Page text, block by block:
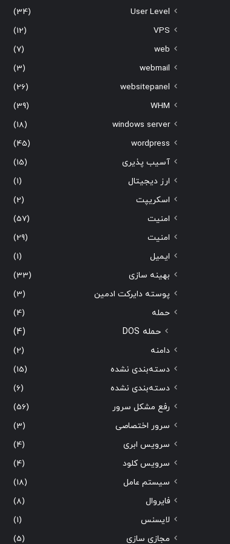
User Level
(34)
VPS
(12)
web
(7)
webmail
(3)
websitepanel
(26)
WHM
(39)
windows server
(18)
wordpress
(45)
آسیب پذیری
(15)
ارز دیجیتال
(1)
اسکریپت
(2)
امنیت
(57)
امنیت
(29)
ایمیل
(1)
بهینه سازی
(33)
پوسته دایرکت ادمین
(3)
حمله
(4)
حمله DOS (4)
دامنه
(2)
دسته‌بندی نشده
(15)
دسته‌بندی نشده
(6)
رفع مشکل سرور
(56)
سرور اختصاصی
(3)
سرویس ابری
(4)
سرویس کلود
(4)
سیستم عامل
(18)
فایروال
(8)
لایسنس
(1)
مجازی سازی
(5)